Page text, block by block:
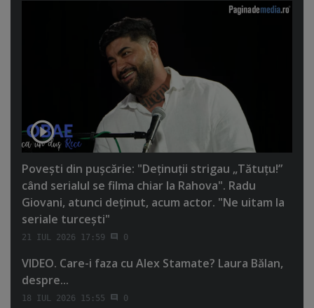
Poveşti din puşcărie: "Deţinuţii strigau „Tătuţu!”
când serialul se filma chiar la Rahova". Radu
Giovani, atunci deţinut, acum actor. "Ne uitam la
seriale turceşti"
21 IUL 2026 17:59 0
VIDEO. Care-i faza cu Alex Stamate? Laura Bălan,
despre...
18 IUL 2026 15:55 0